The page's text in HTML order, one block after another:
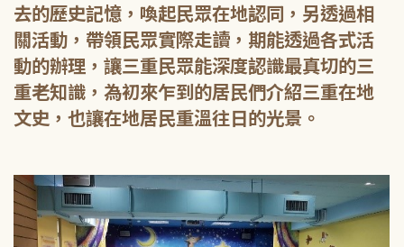
去的歷史記憶，喚起民眾在地認同，另透過相
關活動，帶領民眾實際走讀，期能透過各式活
動的辦理，讓三重民眾能深度認識最真切的三
重老知識，為初來乍到的居民們介紹三重在地
文史，也讓在地居民重溫往日的光景。